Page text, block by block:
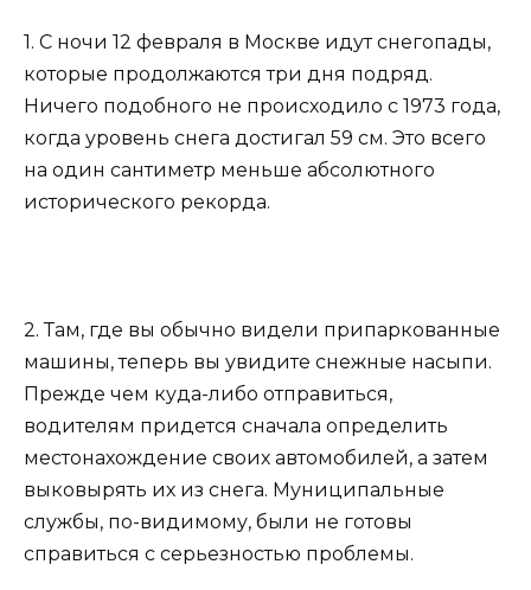
1. С ночи 12 февраля в Москве идут снегопады,
которые продолжаются три дня подряд.
Ничего подобного не происходило с 1973 года,
когда уровень снега достигал 59 см. Это всего
на один сантиметр меньше абсолютного
исторического рекорда.
2. Там, где вы обычно видели припаркованные
машины, теперь вы увидите снежные насыпи.
Прежде чем куда-либо отправиться,
водителям придется сначала определить
местонахождение своих автомобилей, а затем
выковырять их из снега. Муниципальные
службы, по-видимому, были не готовы
справиться с серьезностью проблемы.